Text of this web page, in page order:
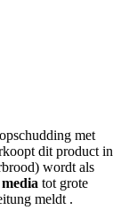
met
dit product in
wordt als
tot grote
meldt .